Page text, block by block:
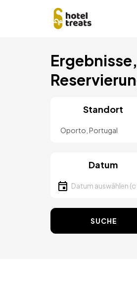
Standort
Datum
Datum auswählen
SUCHE